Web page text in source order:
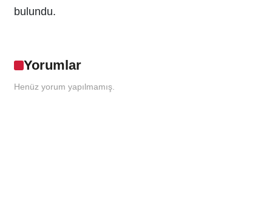
bulundu.
Yorumlar
Henüz yorum yapılmamış.